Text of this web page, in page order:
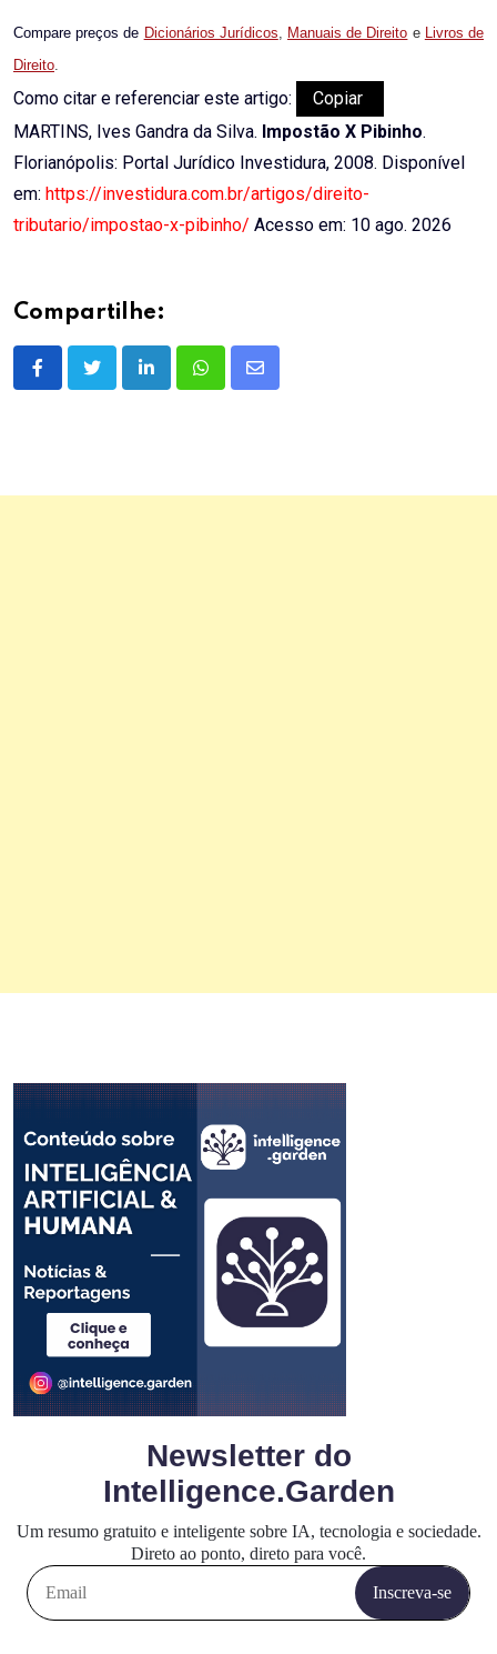
Compare preços de Dicionários Jurídicos, Manuais de Direito e Livros de
Direito.
Como citar e referenciar este artigo:
Copiar
MARTINS, Ives Gandra da Silva. Impostão X Pibinho.
Florianópolis: Portal Jurídico Investidura, 2008. Disponível
em: https://investidura.com.br/artigos/direito-
tributario/impostao-x-pibinho/ Acesso em: 10 ago. 2026
Compartilhe:
LinkedInWhatsappShare